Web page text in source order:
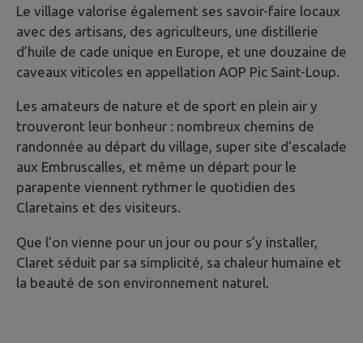
Le village valorise également ses savoir-faire locaux
avec des artisans, des agriculteurs, une distillerie
d’huile de cade unique en Europe, et une douzaine de
caveaux viticoles en appellation AOP Pic Saint-Loup.
Les amateurs de nature et de sport en plein air y
trouveront leur bonheur : nombreux chemins de
randonnée au départ du village, super site d’escalade
aux Embruscalles, et même un départ pour le
parapente viennent rythmer le quotidien des
Claretains et des visiteurs.
Que l’on vienne pour un jour ou pour s’y installer,
Claret séduit par sa simplicité, sa chaleur humaine et
la beauté de son environnement naturel.